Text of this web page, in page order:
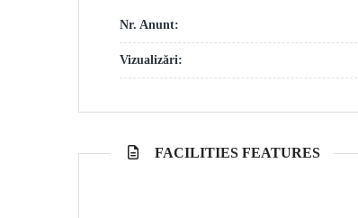
Nr. Anunt:
Vizualizări:
FACILITIES FEATURES